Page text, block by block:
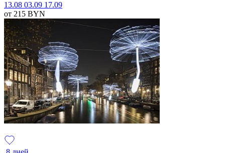
13.08 03.09 17.09
от 215 BYN